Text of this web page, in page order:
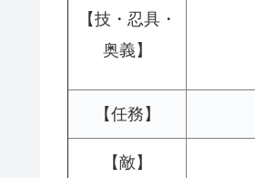
【技・忍具・
奥義】
【任務】
【敵】